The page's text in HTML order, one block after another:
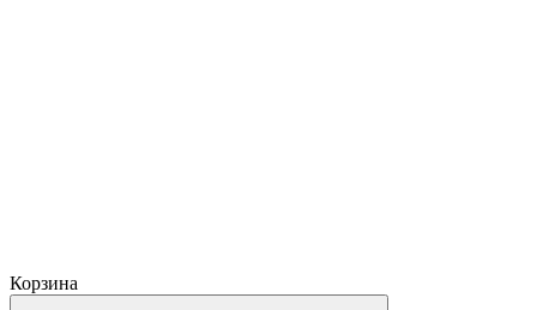
Корзина